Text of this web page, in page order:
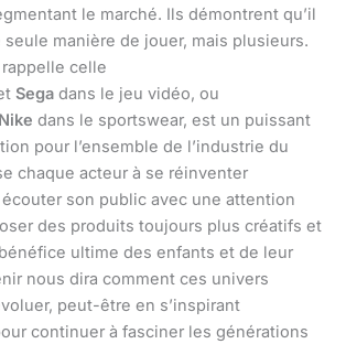
le marché. Ils démontrent qu’il
seule manière de jouer, mais plusieurs.
celle
Sega dans le jeu vidéo, ou
Nike dans le sportswear, est un puissant
pour l’ensemble de l’industrie du
chaque acteur à se réinventer
son public avec une attention
des produits toujours plus créatifs et
ultime des enfants et de leur
nous dira comment ces univers
peut-être en s’inspirant
continuer à fasciner les générations